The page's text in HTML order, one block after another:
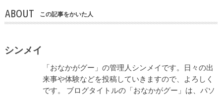
ABOUT この記事をかいた人
シンメイ
「おなかがグー」の管理人シンメイです。日々の出
来事や体験などを投稿していきますので、よろしく
です。 ブログタイトルの「おなかがグー」は、パソ